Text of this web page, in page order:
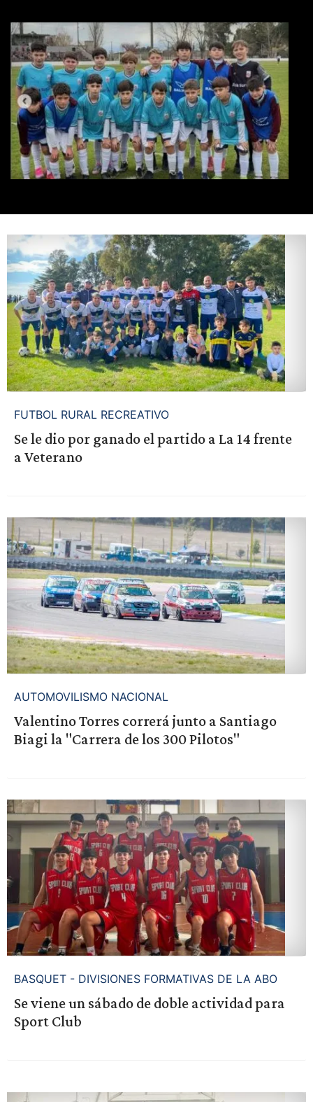
FUTBOL RURAL RECREATIVO
Se le dio por ganado el partido a La 14 frente
a Veterano
AUTOMOVILISMO NACIONAL
Valentino Torres correrá junto a Santiago
Biagi la "Carrera de los 300 Pilotos"
BASQUET - DIVISIONES FORMATIVAS DE LA ABO
Se viene un sábado de doble actividad para
Sport Club